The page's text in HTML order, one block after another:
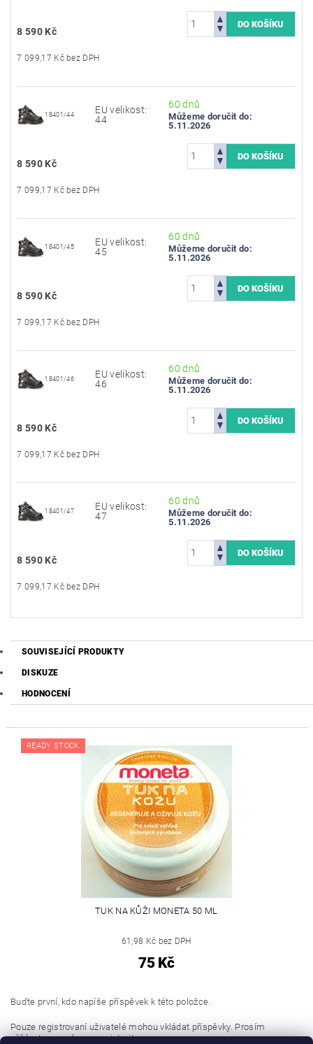
8 590 Kč
7 099,17 Kč bez DPH
18401/44
EU velikost:
44
60 dnů
Můžeme doručit do:
5.11.2026
8 590 Kč
7 099,17 Kč bez DPH
18401/45
EU velikost:
45
60 dnů
Můžeme doručit do:
5.11.2026
8 590 Kč
7 099,17 Kč bez DPH
18401/46
EU velikost:
46
60 dnů
Můžeme doručit do:
5.11.2026
8 590 Kč
7 099,17 Kč bez DPH
18401/47
EU velikost:
47
60 dnů
Můžeme doručit do:
5.11.2026
8 590 Kč
7 099,17 Kč bez DPH
SOUVISEJÍCÍ PRODUKTY
DISKUZE
HODNOCENÍ
READY STOCK
TUK NA KŮŽI MONETA 50 ML
61,98 Kč bez DPH
75 Kč
Buďte první, kdo napíše příspěvek k této položce.
Pouze registrovaní uživatelé mohou vkládat příspěvky. Prosím
přihlaste senebo seregistrujte.